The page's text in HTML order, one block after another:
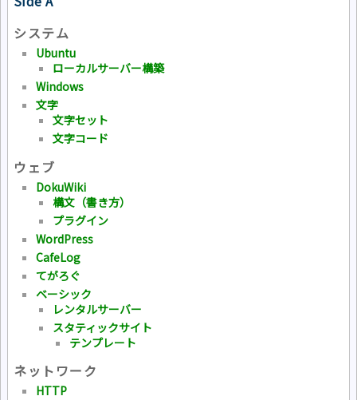
システム
Ubuntu
ローカルサーバー構築
Windows
文字
文字セット
文字コード
ウェブ
DokuWiki
構文（書き方）
プラグイン
WordPress
CafeLog
てがろぐ
ベーシック
レンタルサーバー
スタティックサイト
テンプレート
ネットワーク
HTTP